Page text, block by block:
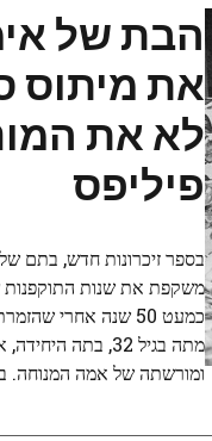
הבת של
את מיתוס
לא את
פיליפס
בספר זיכרונות חדש, בתם
משקפת את שנות
כמעט 50 שנה אחרי
מתה בגיל 32, בתה
ומורשתה של אמה המנוחה.